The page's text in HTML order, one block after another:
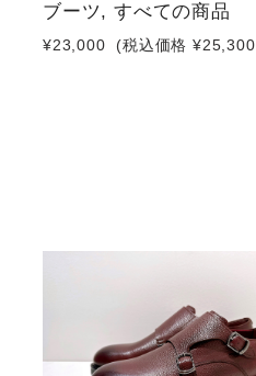
ブーツ, すべての商品
¥23,000 (税込価格 ¥25,300